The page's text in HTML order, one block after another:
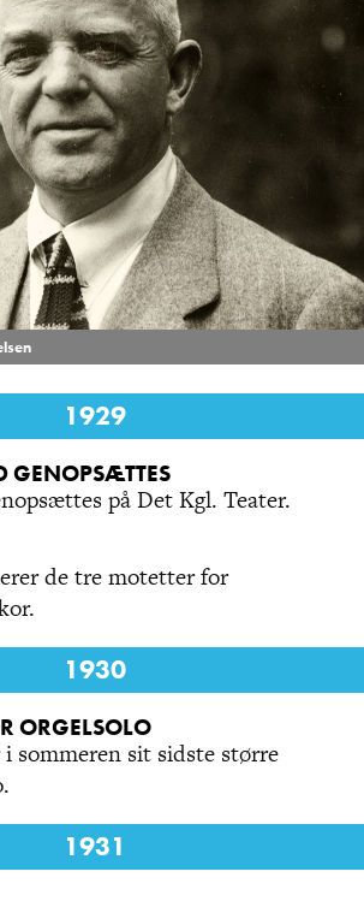
1929
GENOPSÆTTES
på Det Kgl. Teater.
de tre motetter for
1930
ORGELSOLO
sommeren sit sidste større
1931